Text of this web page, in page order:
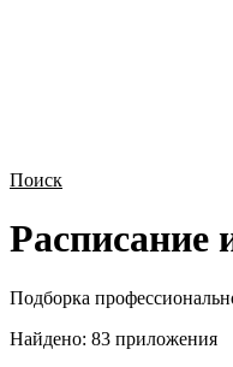
Поиск
Расписание
Подборка
Найдено: 83 приложения